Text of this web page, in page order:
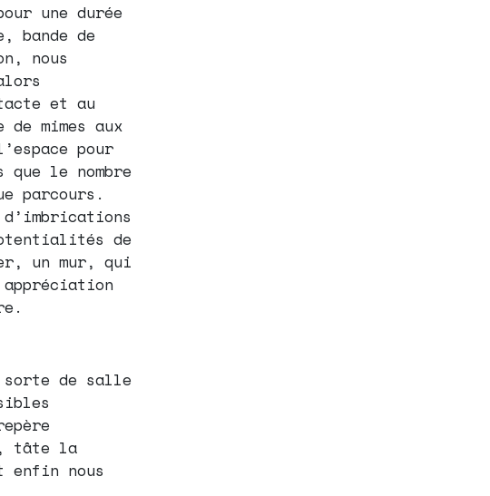
une durée
bande de
nous
et au
mimes aux
pour
que le nombre
parcours.
de
un mur, qui
de salle
tâte la
nous